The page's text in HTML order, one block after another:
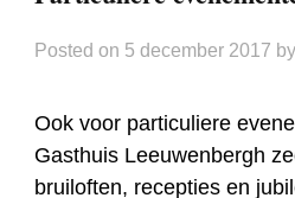
Posted on 5 december 2017 by
Ook voor particuliere
Gasthuis Leeuwenbergh
bruiloften, recepties en